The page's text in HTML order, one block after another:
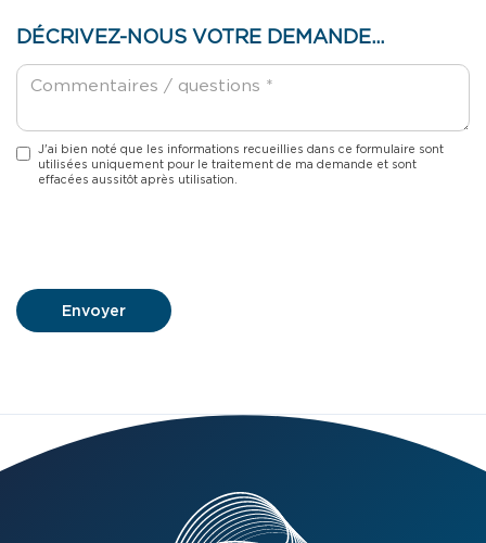
DÉCRIVEZ-NOUS VOTRE DEMANDE…
J'ai bien noté que les informations recueillies dans ce formulaire sont
utilisées uniquement pour le traitement de ma demande et sont
effacées aussitôt après utilisation.